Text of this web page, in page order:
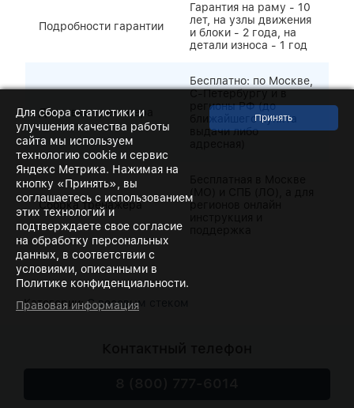
Подробности гарантии
Гарантия на раму - 10
лет, на узлы движения
и блоки - 2 года, на
детали износа - 1 год
Доставка тренажера
Бесплатно: по Москве,
С-Петербургу и в
регионы РФ (до
ближайшего пункта
выдачи либо
Сборка тренажера
регионов онлайн
Категории:С весовым стеком
Для сбора статистики и
улучшения качества работы
сайта мы используем
технологию cookie и сервис
Яндекс Метрика. Нажимая на
кнопку «Принять», вы
соглашаетесь с использованием
этих технологий и
подтверждаете свое согласие
на обработку персональных
данных, в соответствии с
условиями, описанными в
Политике конфиденциальности.
Правовая информация